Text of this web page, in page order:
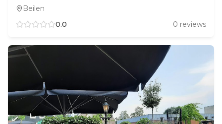
Beilen
0.0 0 reviews